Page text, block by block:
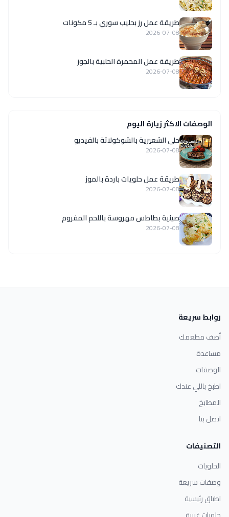
طريقة عمل رز بحليب سوري بـ 5 مكونات
2026-07-08
طريقة عمل المحمرة الحلبية بالجوز
2026-07-08
الوصفات الاكثر زيارة اليوم
حلى الشعيرية بالشوكولاتة بالفيديو
2026-07-08
طريقة عمل حلويات باردة بالموز
2026-07-08
صينية بطاطس مهروسة باللحم المفروم
2026-07-08
روابط سريعة
أضف مطعمك
مساعدة
الوصفات
اطبخ باللي عندك
المطابخ
اتصل بنا
التصنيفات
الحلويات
وصفات سريعة
اطباق رئيسية